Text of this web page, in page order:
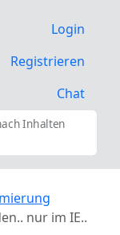
Login
Registrieren
Chat
Inhalten
nur im IE..